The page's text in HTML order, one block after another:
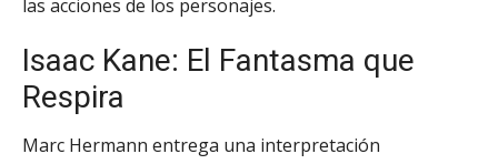
las acciones de los personajes.
Isaac Kane: El Fantasma que
Respira
Marc Hermann entrega una interpretación